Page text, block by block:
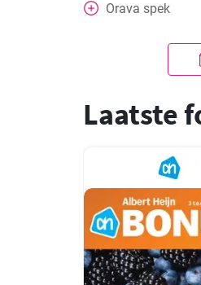
Orava spek
Laatste